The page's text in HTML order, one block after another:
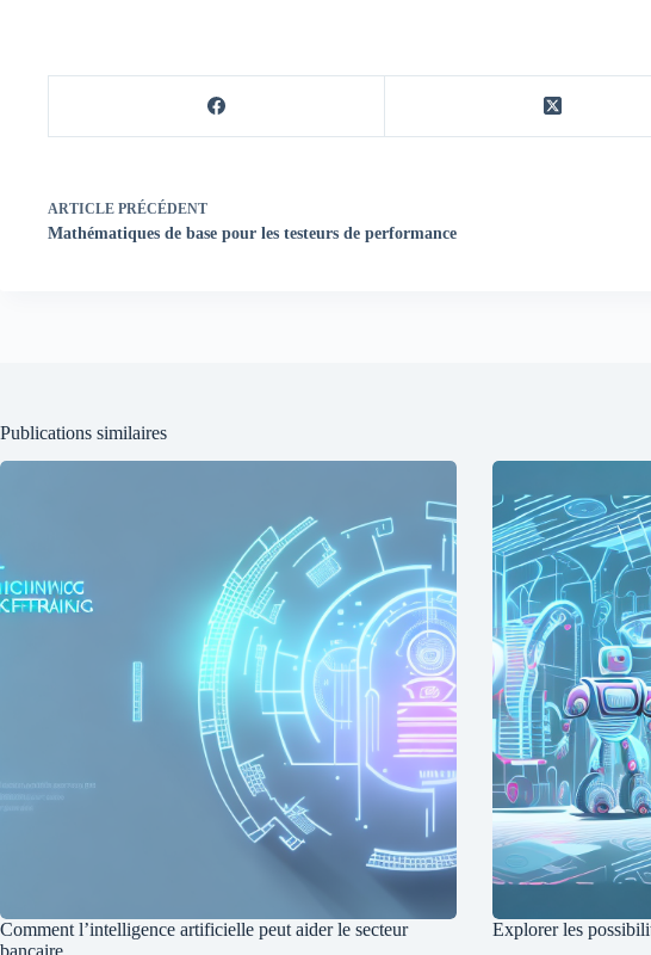
ARTICLE PRÉCÉDENT
Mathématiques de base pour les testeurs de performance
Publications similaires
Comment l’intelligence artificielle peut aider le secteur
bancaire
Explorer les